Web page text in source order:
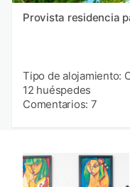
Provista residencia
Tipo de alojamiento:
12 huéspedes
Comentarios: 7